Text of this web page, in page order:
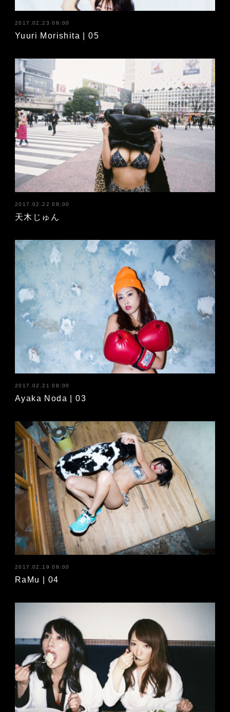
2017.02.23 08:00
Yuuri Morishita | 05
2017.02.22 08:00
天木じゅん
2017.02.21 08:00
Ayaka Noda | 03
2017.02.19 08:00
RaMu | 04